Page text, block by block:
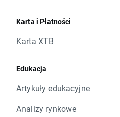
Karta i Płatności
Karta XTB
Edukacja
Artykuły edukacyjne
Analizy rynkowe